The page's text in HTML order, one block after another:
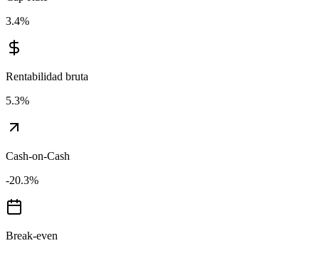
3.4%
Rentabilidad bruta
5.3%
Cash-on-Cash
-20.3%
Break-even